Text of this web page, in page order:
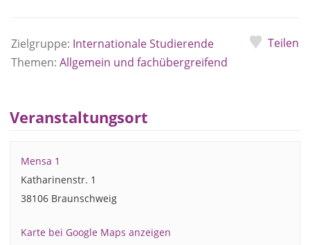
Zielgruppe: Internationale Studierende
Themen: Allgemein und fachübergreifend
Teilen
Veranstaltungsort
Mensa 1
Katharinenstr. 1
38106 Braunschweig
Karte bei Google Maps anzeigen